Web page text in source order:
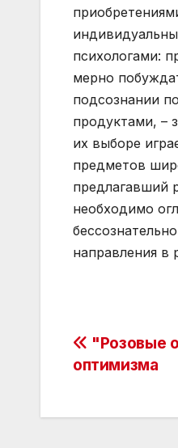
психологами:
мерно
подсознании
продуктами, –
их выборе
предметов
предлагавший
необходимо
направления в
Post
"Розовые
оптимизма